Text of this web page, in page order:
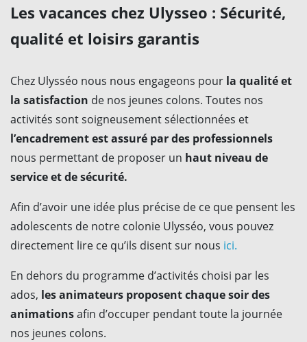
Les vacances chez Ulysseo : Sécurité,
qualité et loisirs garantis
Chez Ulysséo nous nous engageons pour la qualité et
la satisfaction de nos jeunes colons. Toutes nos
activités sont soigneusement sélectionnées et
l’encadrement est assuré par des professionnels
nous permettant de proposer un haut niveau de
service et de sécurité.
Afin d’avoir une idée plus précise de ce que pensent les
adolescents de notre colonie Ulysséo, vous pouvez
directement lire ce qu’ils disent sur nous ici.
En dehors du programme d’activités choisi par les
ados, les animateurs proposent chaque soir des
animationsafin d’occuper pendant toute la journée
nos jeunes colons.